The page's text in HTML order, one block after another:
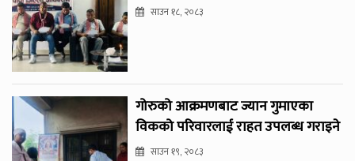
साउन १८, २०८३
गोरुको आक्रमणबाट ज्यान गुमाएका
विकको परिवारलाई राहत उपलब्ध गराइने
साउन १९, २०८३